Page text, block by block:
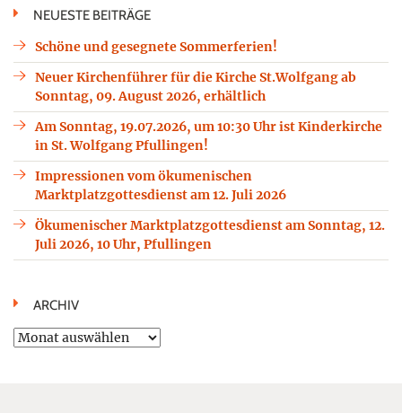
NEUESTE BEITRÄGE
Schöne und gesegnete Sommerferien!
Neuer Kirchenführer für die Kirche St.Wolfgang ab
Sonntag, 09. August 2026, erhältlich
Am Sonntag, 19.07.2026, um 10:30 Uhr ist Kinderkirche
in St. Wolfgang Pfullingen!
Impressionen vom ökumenischen
Marktplatzgottesdienst am 12. Juli 2026
Ökumenischer Marktplatzgottesdienst am Sonntag, 12.
Juli 2026, 10 Uhr, Pfullingen
ARCHIV
Archiv